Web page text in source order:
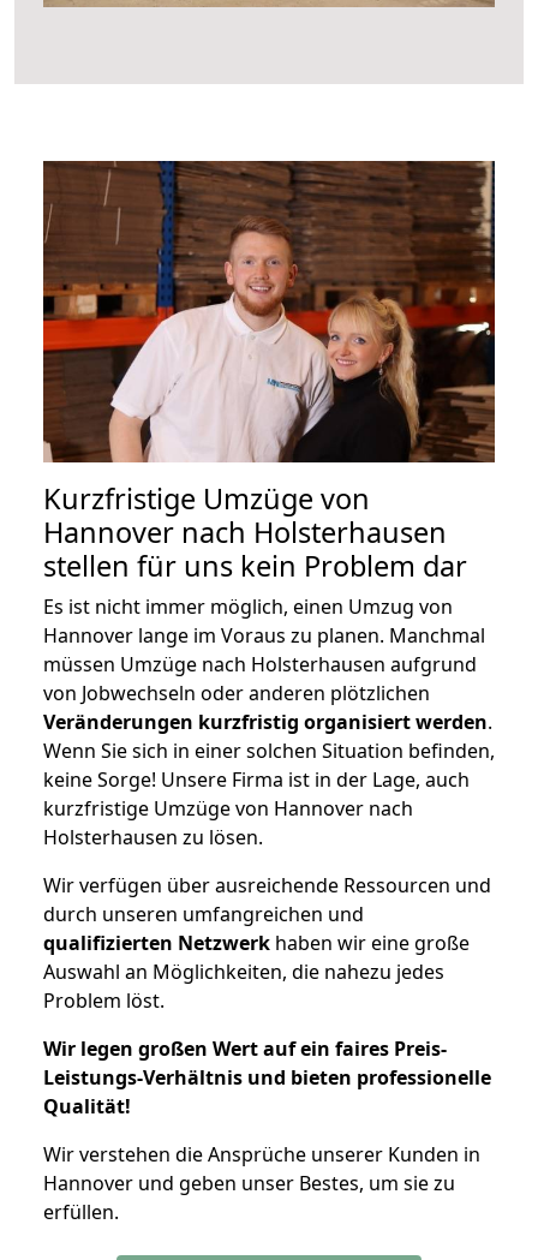
Kurzfristige Umzüge von
Hannover nach Holsterhausen
stellen für uns kein Problem dar
Es ist nicht immer möglich, einen Umzug von
Hannover lange im Voraus zu planen. Manchmal
müssen Umzüge nach Holsterhausen aufgrund
von Jobwechseln oder anderen plötzlichen
Veränderungen kurzfristig organisiert werden.
Wenn Sie sich in einer solchen Situation befinden,
keine Sorge! Unsere Firma ist in der Lage, auch
kurzfristige Umzüge von Hannover nach
Holsterhausen zu lösen.
Wir verfügen über ausreichende Ressourcen und
durch unseren umfangreichen und
qualifizierten Netzwerk haben wir eine große
Auswahl an Möglichkeiten, die nahezu jedes
Problem löst.
Wir legen großen Wert auf ein faires Preis-
Leistungs-Verhältnis und bieten professionelle
Qualität!
Wir verstehen die Ansprüche unserer Kunden in
Hannover und geben unser Bestes, um sie zu
erfüllen.